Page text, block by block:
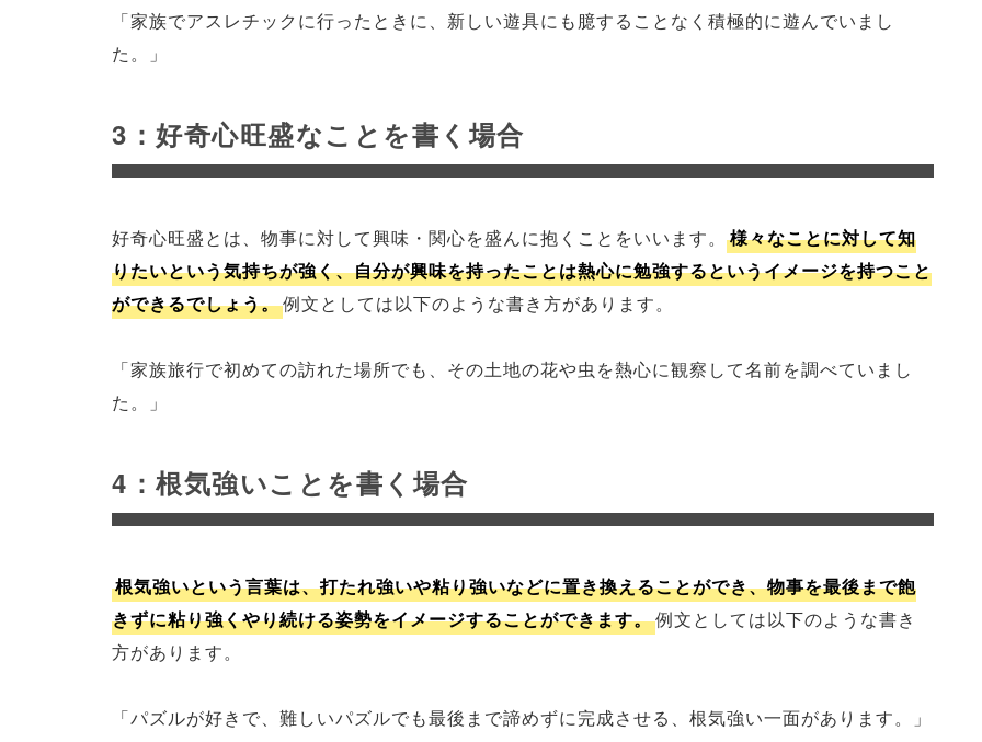
「家族でアスレチックに行ったときに、新しい遊具にも臆することなく積極的に遊んでいまし
た。」
3：好奇心旺盛なことを書く場合
好奇心旺盛とは、物事に対して興味・関心を盛んに抱くことをいいます。
様々なことに対して知
りたいという気持ちが強く、自分が興味を持ったことは熱心に勉強するというイメージを持つこと
ができるでしょう。例文としては以下のような書き方があります。
「家族旅行で初めての訪れた場所でも、その土地の花や虫を熱心に観察して名前を調べていまし
た。」
4：根気強いことを書く場合
根気強いという言葉は、打たれ強いや粘り強いなどに置き換えることができ、物事を最後まで飽
きずに粘り強くやり続ける姿勢をイメージすることができます。例文としては以下のような書き
方があります。
「パズルが好きで、難しいパズルでも最後まで諦めずに完成させる、根気強い一面があります。」